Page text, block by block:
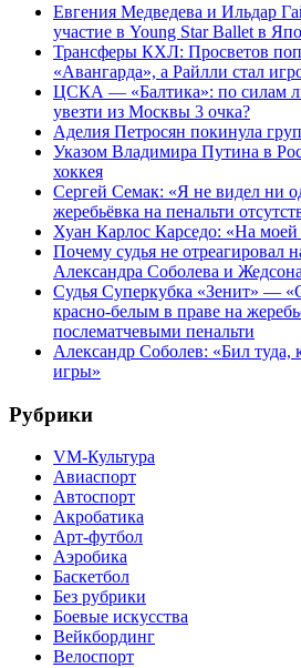
Евгения Медведева и Ильдар
участие в Young Star Ballet в
Трансферы КХЛ: Просветов
«Авангарда», а Райлли стал
ЦСКА — «Балтика»: по силам
увезти из Москвы 3 очка?
Аделия Петросян покинула
Указом Владимира Путина в
хоккея
Сергей Семак: «Я не видел ни
жеребьёвка на пенальти
Хуан Карлос Карседо: «На моей
Почему судья не отреагировал
Александра Соболева и
Судья Суперкубка «Зенит» —
красно-белым в праве на
послематчевыми пенальти
Александр Соболев: «Бил туда,
игры»
Рубрики
VM-Культура
Авиаспорт
Автоспорт
Акробатика
Арт-футбол
Аэробика
Баскетбол
Без рубрики
Боевые искусства
Вейкбординг
Велоспорт